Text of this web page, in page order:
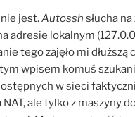
jest.Autossh słucha
adresie lokalnym
tego zajęło mi dłuższą
wpisem komuś
w sieci
NAT, ale tylko z maszyny